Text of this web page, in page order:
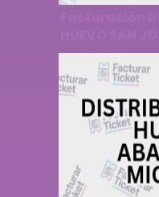
Factura